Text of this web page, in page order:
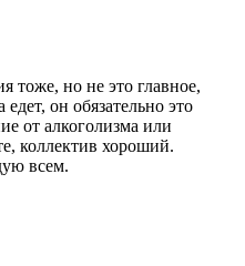
тоже, но не это главное,
едет, он обязательно это
от алкоголизма или
коллектив хороший.
всем.